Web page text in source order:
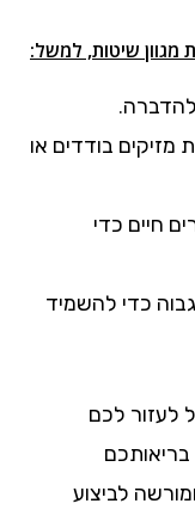
שיטות, למשל:
מזיקים בודדים או
חיים כדי
כדי להשמיד
לעזור לכם
לביצוע